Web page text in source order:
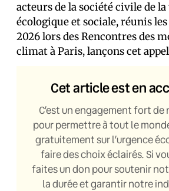
acteurs de la société civile de
écologique et sociale, réunis
2026 lors des Rencontres des
climat à Paris, lançons cet
Cet article est en
C’est un engagement fort de
pour permettre à tout le
gratuitement sur l’urgence
faire des choix éclairés. Si
faites un don pour soutenir
la durée et garantir notre